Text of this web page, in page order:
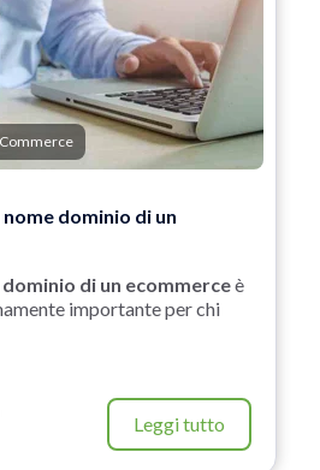
dominio di un
di un ecommerceè
importante per chi
Leggi tutto